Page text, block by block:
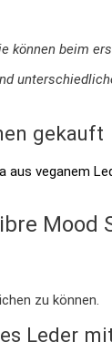
können beim
zu können.
gekauft
Leder